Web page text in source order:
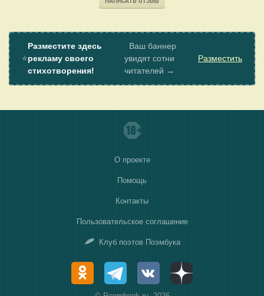
⭐
Разместите здесь
рекламу своего
стихотворения!
Ваш баннер
увидят сотни
читателей →
Разместить
О проекте
Помощь
Контакты
Пользовательское соглашение
Клуб поэтов Поэмбука